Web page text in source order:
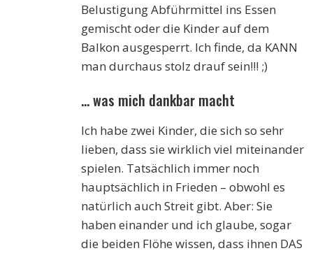
Belustigung Abführmittel ins Essen
gemischt oder die Kinder auf dem
Balkon ausgesperrt. Ich finde, da KANN
man durchaus stolz drauf sein!!! ;)
… was mich dankbar macht
Ich habe zwei Kinder, die sich so sehr
lieben, dass sie wirklich viel miteinander
spielen. Tatsächlich immer noch
hauptsächlich in Frieden – obwohl es
natürlich auch Streit gibt. Aber: Sie
haben einander und ich glaube, sogar
die beiden Flöhe wissen, dass ihnen DAS